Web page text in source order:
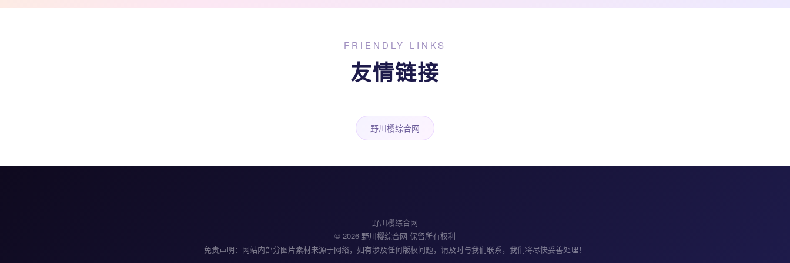
FRIENDLY LINKS
友情链接
野川樱综合网
野川樱综合网
© 2026 野川樱综合网 保留所有权利
免责声明：网站内部分图片素材来源于网络，如有涉及任何版权问题，请及时与我们联系，我们将尽快妥善处理！